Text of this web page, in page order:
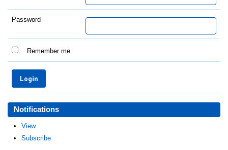
Password
Remember me
Notifications
View
Subscribe